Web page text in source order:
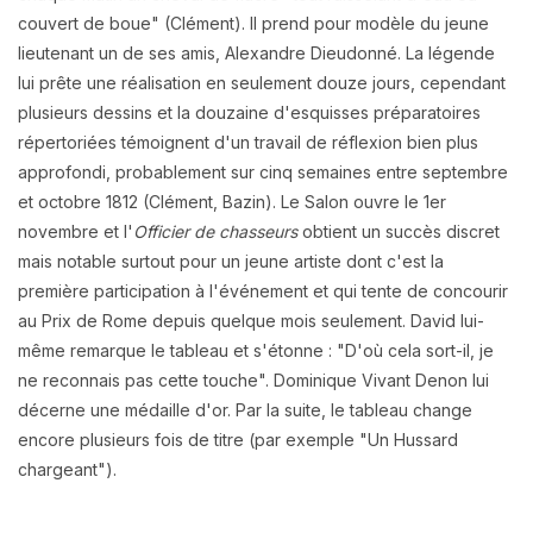
couvert de boue" (Clément). Il prend pour modèle du jeune
lieutenant un de ses amis, Alexandre Dieudonné. La légende
lui prête une réalisation en seulement douze jours, cependant
plusieurs dessins et la douzaine d'esquisses préparatoires
répertoriées témoignent d'un travail de réflexion bien plus
approfondi, probablement sur cinq semaines entre septembre
et octobre 1812 (Clément, Bazin). Le Salon ouvre le 1er
novembre et l' Officier de chasseursobtient un succès discret
mais notable surtout pour un jeune artiste dont c'est la
première participation à l'événement et qui tente de concourir
au Prix de Rome depuis quelque mois seulement. David lui-
même remarque le tableau et s'étonne : "D'où cela sort-il, je
ne reconnais pas cette touche". Dominique Vivant Denon lui
décerne une médaille d'or. Par la suite, le tableau change
encore plusieurs fois de titre (par exemple "Un Hussard
chargeant").